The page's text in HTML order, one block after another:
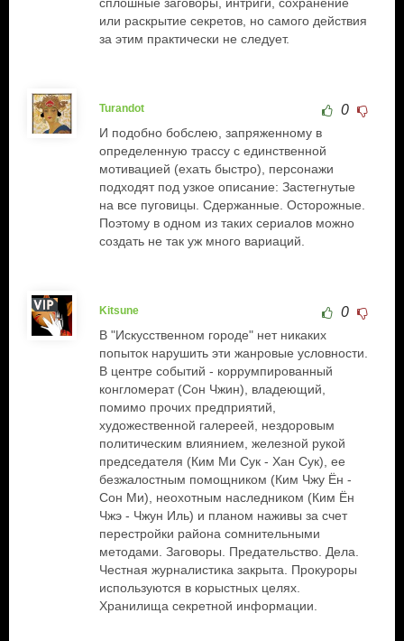
сплошные заговоры, интриги, сохранение
или раскрытие секретов, но самого действия
за этим практически не следует.
Turandot 0
И подобно бобслею, запряженному в
определенную трассу с единственной
мотивацией (ехать быстро), персонажи
подходят под узкое описание: Застегнутые
на все пуговицы. Сдержанные. Осторожные.
Поэтому в одном из таких сериалов можно
создать не так уж много вариаций.
Kitsune 0
В "Искусственном городе" нет никаких
попыток нарушить эти жанровые условности.
В центре событий - коррумпированный
конгломерат (Сон Чжин), владеющий,
помимо прочих предприятий,
художественной галереей, нездоровым
политическим влиянием, железной рукой
председателя (Ким Ми Сук - Хан Сук), ее
безжалостным помощником (Ким Чжу Ён -
Сон Ми), неохотным наследником (Ким Ён
Чжэ - Чжун Иль) и планом наживы за счет
перестройки района сомнительными
методами. Заговоры. Предательство. Дела.
Честная журналистика закрыта. Прокуроры
используются в корыстных целях.
Хранилища секретной информации.